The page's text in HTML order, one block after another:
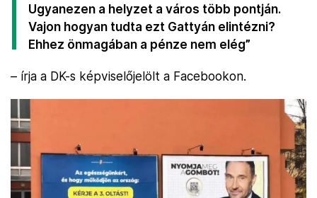
Ugyanezen a helyzet a város több pontján.
Vajon hogyan tudta ezt Gattyán elintézni?
Ehhez önmagában a pénze nem elég”
– írja a DK-s képviselőjelölt a Facebookon.